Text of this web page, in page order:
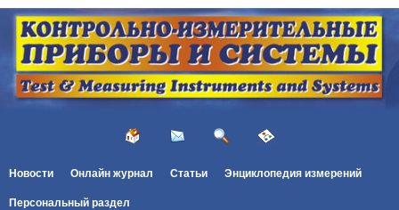
Новости Онлайн журнал Статьи Энциклопедия измерений
Персональный раздел